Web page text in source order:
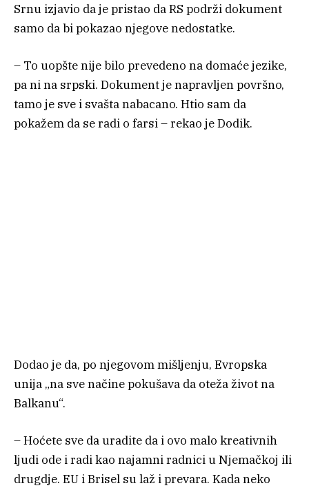
Srnu izjavio da je pristao da RS podrži dokument
samo da bi pokazao njegove nedostatke.
– To uopšte nije bilo prevedeno na domaće jezike,
pa ni na srpski. Dokument je napravljen površno,
tamo je sve i svašta nabacano. Htio sam da
pokažem da se radi o farsi – rekao je Dodik.
Dodao je da, po njegovom mišljenju, Evropska
unija „na sve načine pokušava da oteža život na
Balkanu“.
– Hoćete sve da uradite da i ovo malo kreativnih
ljudi ode i radi kao najamni radnici u Njemačkoj ili
drugdje. EU i Brisel su laž i prevara. Kada neko